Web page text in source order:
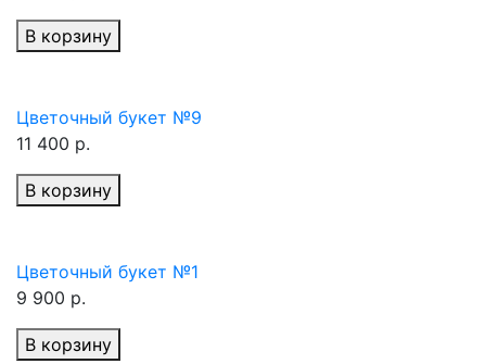
В корзину
Цветочный букет №9
11 400 р.
В корзину
Цветочный букет №1
9 900 р.
В корзину